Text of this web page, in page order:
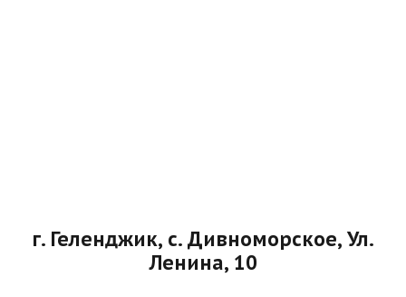
г. Геленджик, с. Дивноморское, Ул.
Ленина, 10